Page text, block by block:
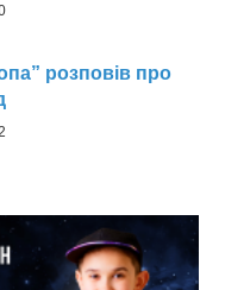
розповів про